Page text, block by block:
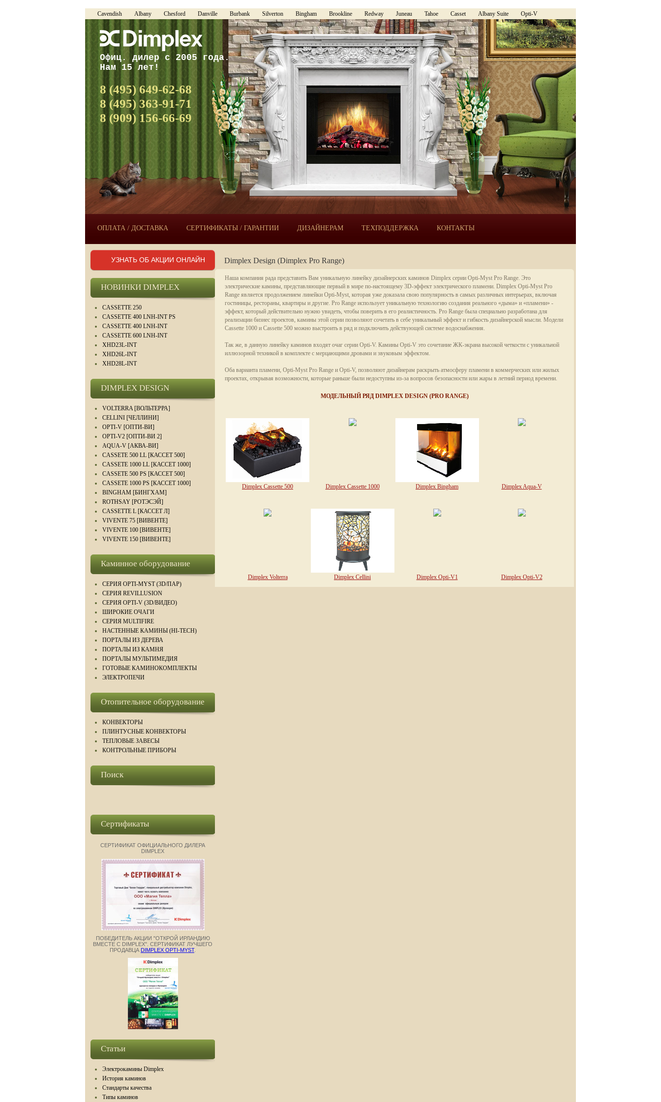
Cavendish Albany Chesford Danville Burbank Silverton Bingham Brookline Redway Juneau Tahoe Casset Albany Suite Opti-V
Офиц. дилер с 2005 года.
Нам 15 лет!
8 (495) 649-62-68
8 (495) 363-91-71
8 (909) 156-66-69
ОПЛАТА / ДОСТАВКА СЕРТИФИКАТЫ / ГАРАНТИИ ДИЗАЙНЕРАМ ТЕХПОДДЕРЖКА КОНТАКТЫ
УЗНАТЬ ОБ АКЦИИ ОНЛАЙН
НОВИНКИ DIMPLEX
CASSETTE 250
CASSETTE 400 LNH-INT PS
CASSETTE 400 LNH-INT
CASSETTE 600 LNH-INT
XHD23L-INT
XHD26L-INT
XHD28L-INT
DIMPLEX DESIGN
VOLTERRA [ВОЛЬТЕРРА]
CELLINI [ЧЕЛЛИНИ]
OPTI-V [ОПТИ-ВИ]
OPTI-V2 [ОПТИ-ВИ 2]
AQUA-V [АКВА-ВИ]
CASSETE 500 LL [КАССЕТ 500]
CASSETE 1000 LL [КАССЕТ 1000]
CASSETE 500 PS [КАССЕТ 500]
CASSETE 1000 PS [КАССЕТ 1000]
BINGHAM [БИНГХАМ]
ROTHSAY [РОТЭСЭЙ]
CASSETTE L [КАССЕТ Л]
VIVENTE 75 [ВИВЕНТЕ]
VIVENTE 100 [ВИВЕНТЕ]
VIVENTE 150 [ВИВЕНТЕ]
Каминное оборудование
СЕРИЯ OPTI-MYST (3D/ПАР)
СЕРИЯ REVILLUSION
СЕРИЯ OPTI-V (3D/ВИДЕО)
ШИРОКИЕ ОЧАГИ
СЕРИЯ MULTIFIRE
НАСТЕННЫЕ КАМИНЫ (HI-TECH)
ПОРТАЛЫ ИЗ ДЕРЕВА
ПОРТАЛЫ ИЗ КАМНЯ
ПОРТАЛЫ МУЛЬТИМЕДИЯ
ГОТОВЫЕ КАМИНОКОМПЛЕКТЫ
ЭЛЕКТРОПЕЧИ
Отопительное оборудование
КОНВЕКТОРЫ
ПЛИНТУСНЫЕ КОНВЕКТОРЫ
ТЕПЛОВЫЕ ЗАВЕСЫ
КОНТРОЛЬНЫЕ ПРИБОРЫ
Поиск
Сертификаты
СЕРТИФИКАТ ОФИЦИАЛЬНОГО ДИЛЕРА
DIMPLEX
ПОБЕДИТЕЛЬ АКЦИИ "ОТКРОЙ ИРЛАНДИЮ
ВМЕСТЕ С DIMPLEX". СЕРТИФИКАТ ЛУЧШЕГО
ПРОДАВЦА DIMPLEX OPTI-MYST.
Статьи
Электрокамины Dimplex
История каминов
Стандарты качества
Типы каминов
Dimplex Design (Dimplex Pro Range)
Наша компания рада представить Вам уникальную линейку дизайнерских каминов Dimplex серии Opti-Myst Pro Range. Это
электрические камины, представляющие первый в мире по-настоящему 3D-эффект электрического пламени. Dimplex Opti-Myst Pro
Range является продолжением линейки Opti-Myst, которая уже доказала свою популярность в самых различных интерьерах, включая
гостиницы, рестораны, квартиры и другие. Pro Range использует уникальную технологию создания реального «дыма» и «пламени» -
эффект, который действительно нужно увидеть, чтобы поверить в его реалистичность. Pro Range была специально разработана для
реализации бизнес проектов, камины этой серии позволяют сочетать в себе уникальный эффект и гибкость дизайнерской мысли. Модели
Cassette 1000 и Cassette 500 можно выстроить в ряд и подключить действующей системе водоснабжения.
Так же, в данную линейку каминов входят очаг серии Opti-V. Камины Opti-V это сочетание ЖК-экрана высокой четкости с уникальной
иллюзорной техникой в комплекте с мерцающими дровами и звуковым эффектом.
Оба варианта пламени, Opti-Myst Pro Range и Opti-V, позволяют дизайнерам раскрыть атмосферу пламени в коммерческих или жилых
проектах, открывая возможности, которые раньше были недоступны из-за вопросов безопасности или жары в летний период времени.
МОДЕЛЬНЫЙ РЯД DIMPLEX DESIGN (PRO RANGE)
Dimplex Cassette 500 Dimplex Cassette 1000 Dimplex Bingham Dimplex Aqua-V
Dimplex Volterra Dimplex Cellini Dimplex Opti-V1 Dimplex Opti-V2